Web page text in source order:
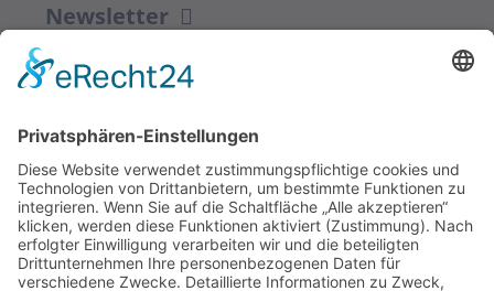
Newsletter
ZUR ANMELDUNG
Redaktion bbkult.net
Centrum Bavaria Bohemia (CeBB)
Dr. Veronika Hofinger
Freyung 1, 92539 Schönsee
Tel.:+49 (0)9674 / 92 48 78